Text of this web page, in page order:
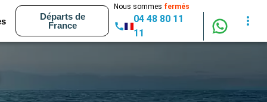
Départs de
France
Nous sommes fermés
04 48 80 11
11